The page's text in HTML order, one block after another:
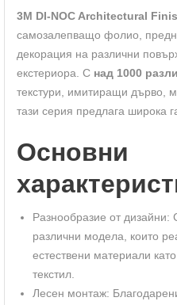
3M DI-NOC Architectural
самозалепващо фолио,
декорация на различни
екстериора. С над 1000
текстури, имитиращи дърво,
тази серия предлага широка
Основни
Разнообразие от
различни модела, които
естествени материали
текстил.
Лесен монтаж: